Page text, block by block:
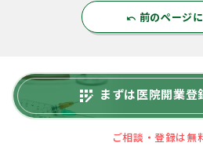
undo 前のページ
app_registration まずは医院開業登
ご相談・登録は無